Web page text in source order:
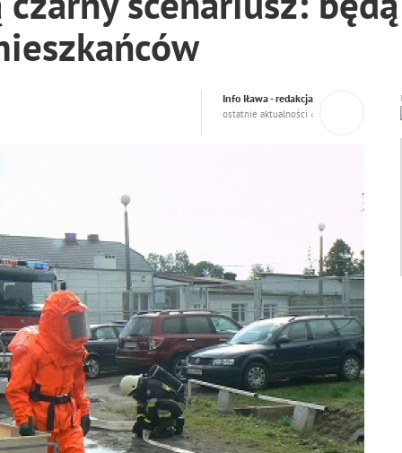
Info Iława - redakcja
ostatnie aktualności ‹